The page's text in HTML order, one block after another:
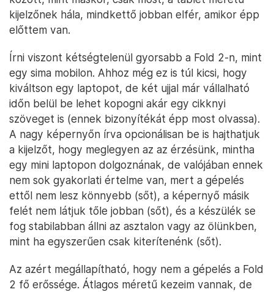
kijelzőnek hála, mindkettő jobban elfér, amikor épp
előttem van.
Írni viszont kétségtelenül gyorsabb a Fold 2-n, mint
egy sima mobilon. Ahhoz még ez is túl kicsi, hogy
kiváltson egy laptopot, de két ujjal már vállalható
időn belül be lehet kopogni akár egy cikknyi
szöveget is (ennek bizonyítékát épp most olvassa).
A nagy képernyőn írva opcionálisan be is hajthatjuk
a kijelzőt, hogy meglegyen az az érzésünk, mintha
egy mini laptopon dolgoznának, de valójában ennek
nem sok gyakorlati értelme van, mert a gépelés
ettől nem lesz könnyebb (sőt), a képernyő másik
felét nem látjuk tőle jobban (sőt), és a készülék se
fog stabilabban állni az asztalon vagy az ölünkben,
mint ha egyszerűen csak kiterítenénk (sőt).
Az azért megállapítható, hogy nem a gépelés a Fold
2 fő erőssége. Átlagos méretű kezeim vannak, de